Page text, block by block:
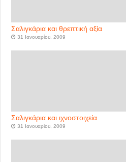
Σαλιγκάρια και θρεπτική αξία
31 Ιανουαρίου, 2009
Σαλιγκάρια και ιχνοστοιχεία
31 Ιανουαρίου, 2009